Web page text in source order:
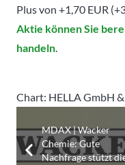
Plus von +1,70 EUR
Aktie können Sie
handeln.
Chart: HELLA GmbH
MDAX | Wacker
Chemie: Gute
Nachfrage stützt